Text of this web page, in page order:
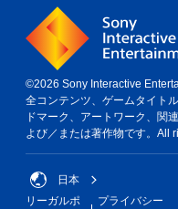
©2026 Sony Interactive
全コンテンツ、ゲームタイト
ドマーク、アートワーク、関
よび／または著作物です。All
日本
リーガルポ
プライバシー